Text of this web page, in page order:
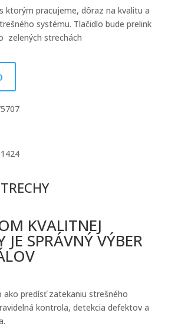
ktorým pracujeme, dôraz na kvalitu a
systému. Tlačidlo bude prelink
zelených strechách
KVALITNEJ
JE SPRÁVNÝ VÝBER
ako predísť zatekaniu strešného
kontrola, detekcia defektov a